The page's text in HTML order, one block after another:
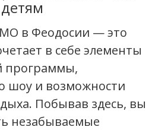
детям
в Феодосии — это
в себе элементы
программы,
шоу и возможности
Побывав здесь, вы
незабываемые